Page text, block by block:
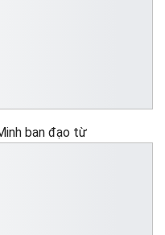
ban đạo từ